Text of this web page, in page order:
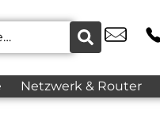
Netzwerk & Router